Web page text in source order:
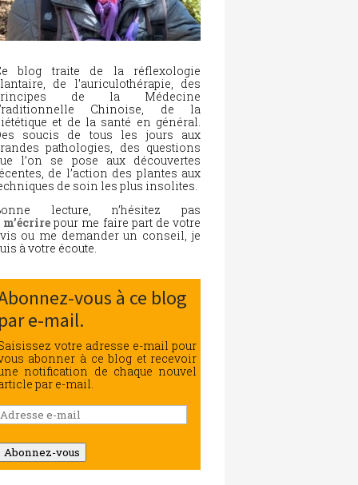
blog traite de la réflexologie
de l’auriculothérapie, des
de la Médecine
Chinoise, de la
et de la santé en général.
soucis de tous les jours aux
pathologies, des questions
l’on se pose aux découvertes
de l’action des plantes aux
de soin les plus insolites.
lecture, n’hésitez pas
m’écrire pour me faire part de votre
ou me demander un conseil, je
à votre écoute.
vous à ce blog
e-mail.
votre adresse e-mail pour
abonner à ce blog et recevoir
notification de chaque nouvel
par e-mail.
Abonnez-vous